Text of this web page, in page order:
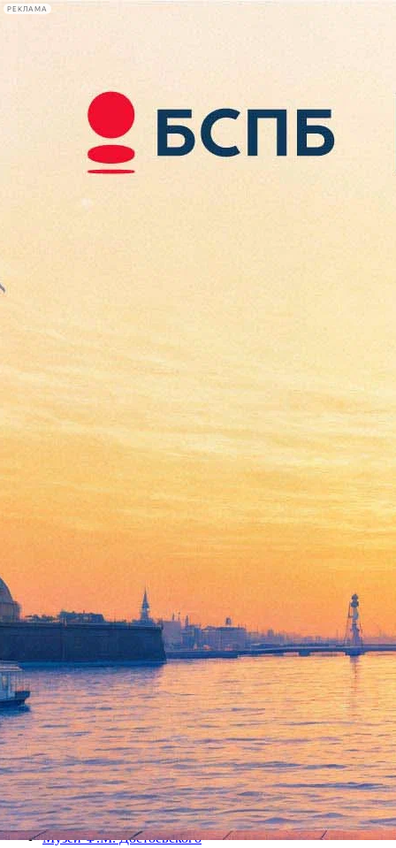
РЕКЛАМА
Сегодня:
2026.08.07
18:43
Афиша Plus
Ночной дозор
03 апреля 2013, среда,19.00
Версия для печати
Все спектакли
Музей Ф.М. Достоевского